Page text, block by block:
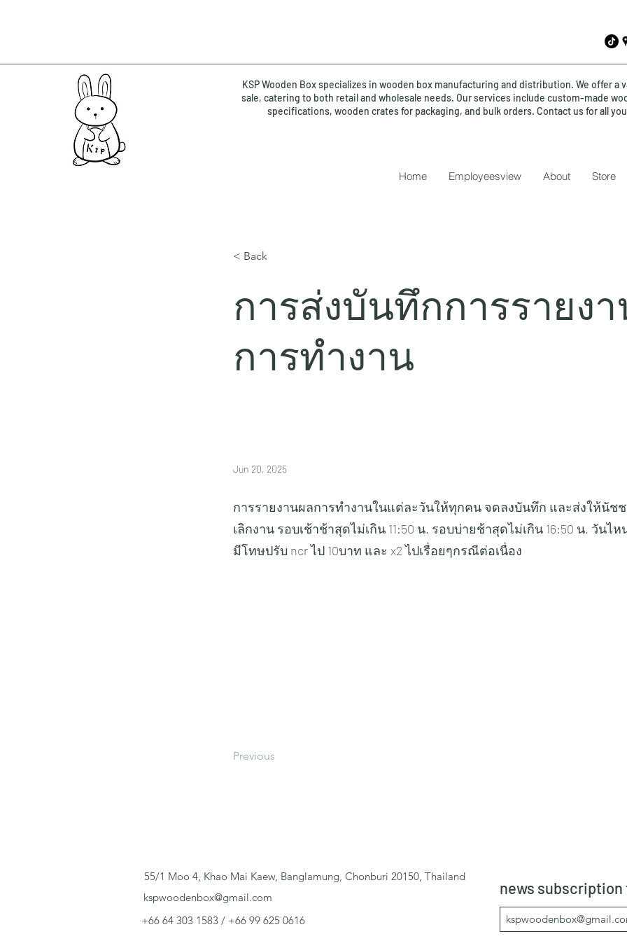
KSP Wooden Box specializes in wooden box manufacturing and distribution. We offer a
sale, catering to both retail and wholesale needs. Our services include custom-made
specifications, wooden crates for packaging, and bulk orders. Contact us for all
Home Employeesview About Store
< Back
การส่งบันทึกการรายง
การทำงาน
Jun 20, 2025
การรายงานผลการทำงานในแต่ละวันให้ทุกคน จดลงบันทึก และส่งให้นัช
เลิกงาน รอบเช้าช้าสุดไม่เกิน 11:50 น. รอบบ่ายช้าสุดไม่เกิน 16:50 น. วันไห
มีโทษปรับ ncr ไป 10บาท และ x2 ไปเรื่อยๆกรณีต่อเนื่อง
Previous
55/1 Moo 4, Khao Mai Kaew, Banglamung, Chonburi 20150, Thailand
kspwoodenbox@gmail.com
+66 64 303 1583 / +66 99 625 0616
news subscription